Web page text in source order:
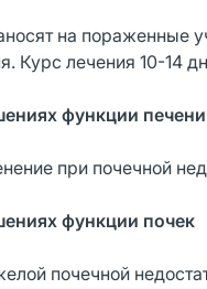
на пораженные
Курс лечения 10-14
функции печени
при почечной
функции почек
почечной